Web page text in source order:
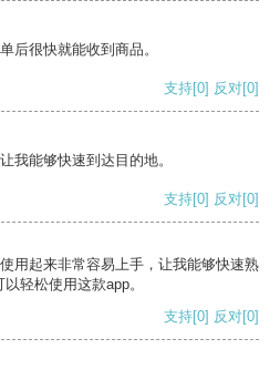
后很快就能收到商品。
支持[0] 反对[0]
我能够快速到达目的地。
支持[0] 反对[0]
用起来非常容易上手，让我能够快速熟
轻松使用这款app。
支持[0] 反对[0]